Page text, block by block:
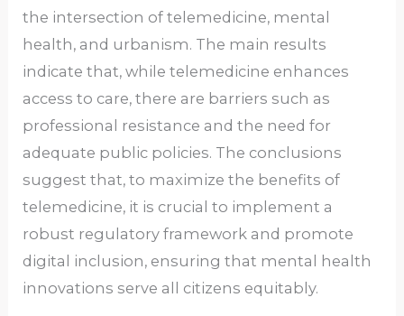
the intersection of telemedicine, mental
health, and urbanism. The main results
indicate that, while telemedicine enhances
access to care, there are barriers such as
professional resistance and the need for
adequate public policies. The conclusions
suggest that, to maximize the benefits of
telemedicine, it is crucial to implement a
robust regulatory framework and promote
digital inclusion, ensuring that mental health
innovations serve all citizens equitably.